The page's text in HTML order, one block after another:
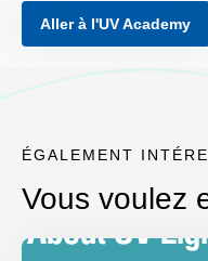
Aller à l'UV Academy
ÉGALEMENT
Vous voulez